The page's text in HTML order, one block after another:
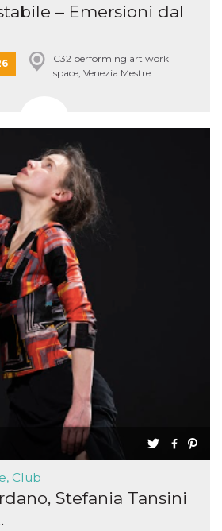
– Emersioni dal
C32 performing art work
space, Venezia Mestre
Club
Stefania Tansini